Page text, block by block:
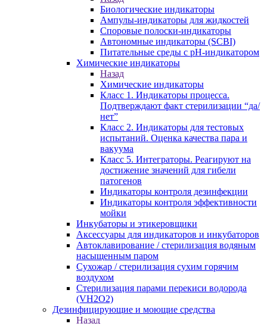
Биологические индикаторы
Ампулы-индикаторы для жидкостей
Споровые полоски-индикаторы
Автономные индикаторы (SCBI)
Питательные среды с рН-индикатором
Химические индикаторы
Назад
Химические индикаторы
Класс 1. Индикаторы процесса.
Подтверждают факт стерилизации “да/
нет”
Класс 2. Индикаторы для тестовых
испытаний. Оценка качества пара и
вакуума
Класс 5. Интеграторы. Реагируют на
достижение значений для гибели
патогенов
Индикаторы контроля дезинфекции
Индикаторы контроля эффективности
мойки
Инкубаторы и этикеровщики
Аксессуары для индикаторов и инкубаторов
Автоклавирование / стерилизация водяным
насыщенным паром
Сухожар / стерилизация сухим горячим
воздухом
Стерилизация парами перекиси водорода
(VH2O2)
Дезинфицирующие и моющие средства
Назад